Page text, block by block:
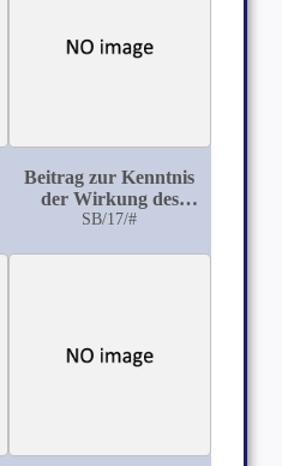
Beitrag zur Kenntnis
der Wirkung des
Chloralhydrocyanid
SB/17/#